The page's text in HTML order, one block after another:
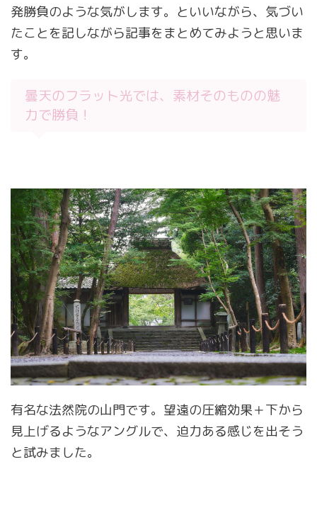
発勝負のような気がします。といいながら、気づい
たことを記しながら記事をまとめてみようと思いま
す。
曇天のフラット光では、素材そのものの魅
力で勝負！
有名な法然院の山門です。望遠の圧縮効果＋下から
見上げるようなアングルで、迫力ある感じを出そう
と試みました。